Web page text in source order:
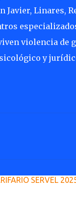
Javier, Linares,
violencia de
y
SERVEL